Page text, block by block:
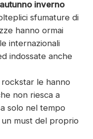
inverno
sfumature di
hanno ormai
internazionali
indossate anche
le hanno
non riesca a
solo nel tempo
must del proprio